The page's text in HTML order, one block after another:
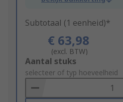
Subtotaal (1 eenheid)*
€ 63,98
(excl. BTW)
Add
to
Basket
Aantal stuks
selecteer of typ hoeveelheid